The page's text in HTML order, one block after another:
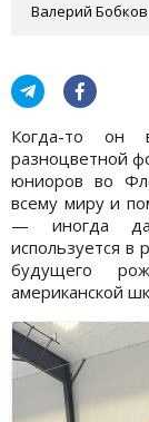
Валерий Бобков
Когда-то
разноцветной
юниоров во
всему миру и
— иногда
используется в
будущего
американской